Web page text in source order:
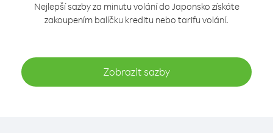
Nejlepší sazby za minutu volání do Japonsko získáte
zakoupením balíčku kreditu nebo tarifu volání.
Zobrazit sazby